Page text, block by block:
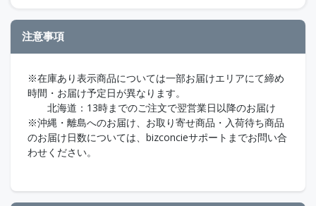
注意事項
※在庫あり表示商品については一部お届けエリアにて締め
時間・お届け予定日が異なります。
北海道：13時までのご注文で翌営業日以降のお届け
※沖縄・離島へのお届け、お取り寄せ商品・入荷待ち商品
のお届け日数については、bizconcieサポートまでお問い合
わせください。